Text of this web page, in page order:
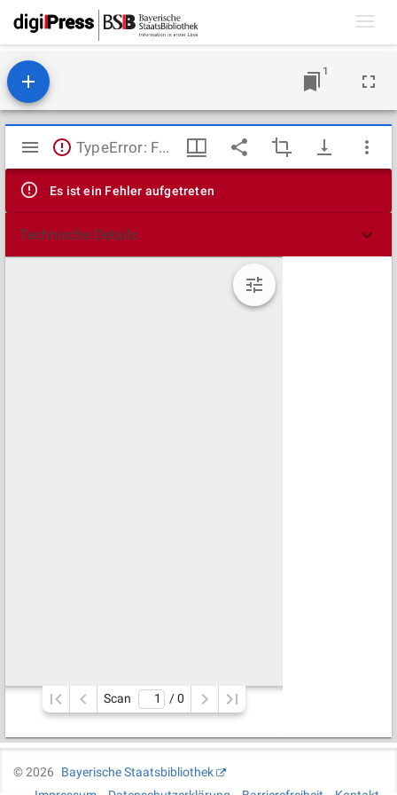
1
Mirador
Viewer
TypeError: Failed to fetch
Es ist ein Fehler aufgetreten
Technische Details
Scan / 0
©2026
Bayerische Staatsbibliothek